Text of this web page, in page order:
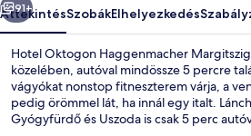
91+
ÁttekintésSzobákElhelyezkedés
Hotel Oktogon Haggenmacher
közelében, autóval mindössze 5 percre
vágyókat nonstop fitneszterem várja, a
pedig örömmel lát, ha innál egy italt.
Gyógyfürdő és Uszoda is csak 5 perc